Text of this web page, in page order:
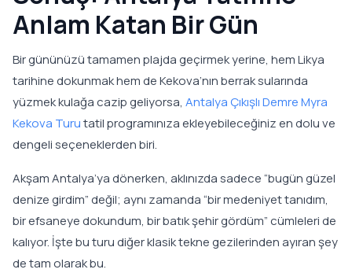
Anlam Katan Bir Gün
Bir gününüzü tamamen plajda geçirmek yerine, hem Likya
tarihine dokunmak hem de Kekova’nın berrak sularında
yüzmek kulağa cazip geliyorsa, Antalya Çıkışlı Demre Myra
Kekova Turutatil programınıza ekleyebileceğiniz en dolu ve
dengeli seçeneklerden biri.
Akşam Antalya’ya dönerken, aklınızda sadece “bugün güzel
denize girdim” değil; aynı zamanda “bir medeniyet tanıdım,
bir efsaneye dokundum, bir batık şehir gördüm” cümleleri de
kalıyor. İşte bu turu diğer klasik tekne gezilerinden ayıran şey
de tam olarak bu.